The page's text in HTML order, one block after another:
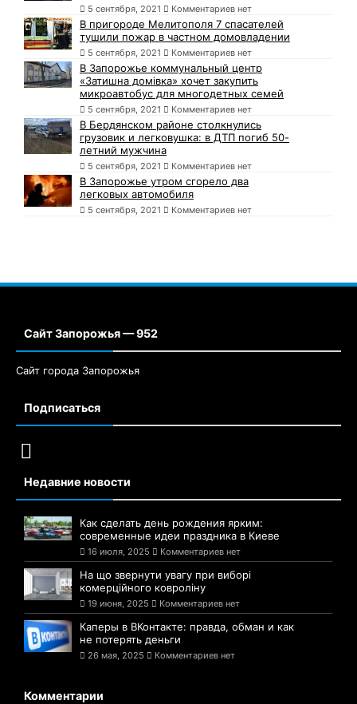
5 сентября, 2021 Комментариев нет
В пригороде Мелитополя 7 спасателей
тушили пожар в частном домовладении
5 сентября, 2021 Комментариев нет
В Запорожье коммунальный центр
«Затишна домівка» хочет закупить
микроавтобус для многодетных семей
5 сентября, 2021 Комментариев нет
В Бердянском районе столкнулись
грузовик и легковушка: в ДТП погиб 50-
летний мужчина
5 сентября, 2021 Комментариев нет
В Запорожье утром сгорело два
легковых автомобиля
5 сентября, 2021 Комментариев нет
Сайт Запорожья — 952
Сайт города Запорожья
Подписаться
Недавние новости
Как сделать день рождения ярким:
современные идеи праздника в Киеве
16 июля, 2025 Комментариев нет
На що звернути увагу при виборі
комерційного ковроліну
19 июня, 2025 Комментариев нет
Каперы в ВКонтакте: правда, обман и как
не потерять деньги
26 мая, 2025 Комментариев нет
Комментарии